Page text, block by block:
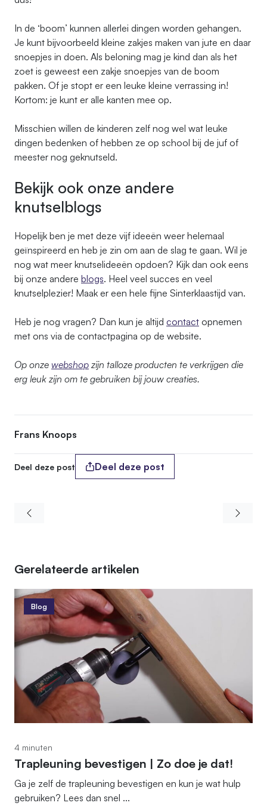
In de ‘boom’ kunnen allerlei dingen worden gehangen.
Je kunt bijvoorbeeld kleine zakjes maken van jute en daar
snoepjes in doen. Als beloning mag je kind dan als het
zoet is geweest een zakje snoepjes van de boom
pakken. Of je stopt er een leuke kleine verrassing in!
Kortom: je kunt er alle kanten mee op.
Misschien willen de kinderen zelf nog wel wat leuke
dingen bedenken of hebben ze op school bij de juf of
meester nog geknutseld.
Bekijk ook onze andere
knutselblogs
Hopelijk ben je met deze vijf ideeën weer helemaal
geïnspireerd en heb je zin om aan de slag te gaan. Wil je
nog wat meer knutselideeën opdoen? Kijk dan ook eens
bij onze andere blogs. Heel veel succes en veel
knutselplezier! Maak er een hele fijne Sinterklaastijd van.
Heb je nog vragen? Dan kun je altijd contact opnemen
met ons via de contactpagina op de website.
Op onze webshop zijn talloze producten te verkrijgen die
erg leuk zijn om te gebruiken bij jouw creaties.
Frans Knoops
Deel deze post Deel deze post
Gerelateerde artikelen
Blog
4 minuten
Trapleuning bevestigen | Zo doe je dat!
Ga je zelf de trapleuning bevestigen en kun je wat hulp
gebruiken? Lees dan snel ...